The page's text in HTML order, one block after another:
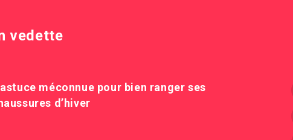
vedette
méconnue pour bien ranger ses
d’hiver